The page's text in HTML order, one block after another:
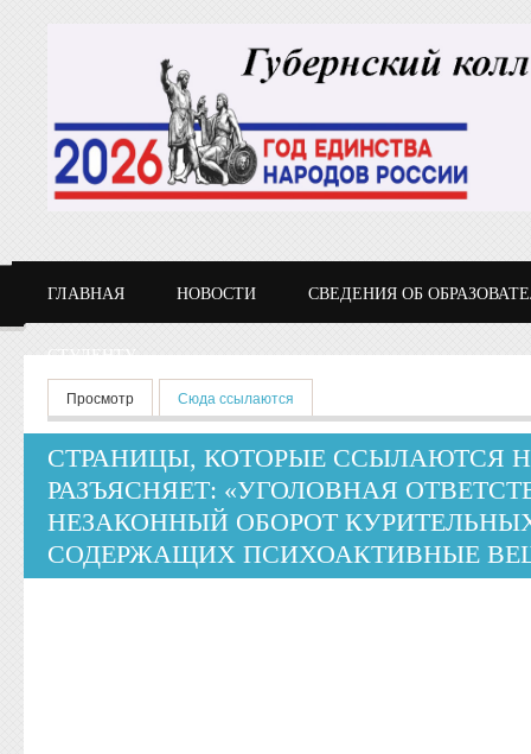
ГЛАВНАЯ НОВОСТИ СВЕДЕНИЯ ОБ
СТУДЕНТУ
Главные вкладки
Просмотр Сюда ссылаются
СТРАНИЦЫ, КОТОРЫЕ ССЫЛАЮТСЯ
РАЗЪЯСНЯЕТ: «УГОЛОВНАЯ
НЕЗАКОННЫЙ ОБОРОТ
СОДЕРЖАЩИХ ПСИХОАКТИВНЫЕ